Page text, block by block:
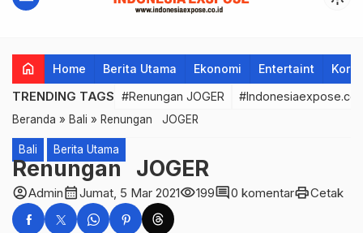
home Home Berita Utama Ekonomi Entertaint
TRENDING TAGS #Renungan JOGER
Beranda » Bali » Renungan JOGER
Bali Berita Utama
Renungan JOGER
account_circleAdmincalendar_monthJumat, 5 Mar 2021visibility199comment0 komentarprintCetak